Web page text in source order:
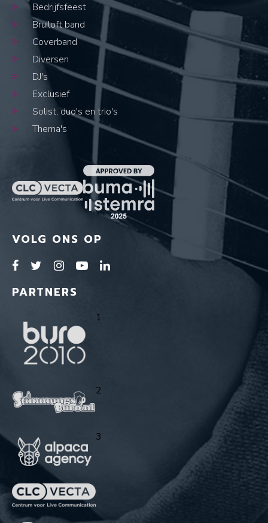
Bedrijfsfeest
Bruiloft band
Coverband
Diversen
DJ's
Exclusief
Solist, duo's en trio's
Thema's
VOLG ONS OP
PARTNERS
1
2
3